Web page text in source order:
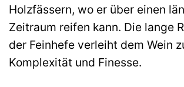
Holzfässern, wo er über einen
Zeitraum reifen kann. Die lange
der Feinhefe verleiht dem Wein
Komplexität und Finesse.